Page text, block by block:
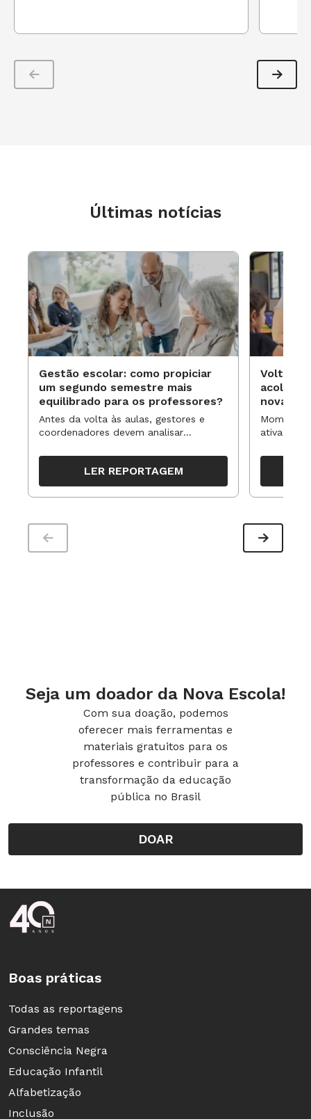
deixemos desafiar pelo olhar e a voz de nossos
se torne cada vez mais qualificado e planejado.
Com eles e para eles.
Novo Hamburgo (RS) eEducadora Nota 10 de
Últimas notícias
Gestão escolar: como propiciar
um segundo semestre mais
equilibrado para os professores?
Antes da volta às aulas, gestores e
coordenadores devem analisar
organizar ações para orientar o
trabalho pedagógico ao longo do
período
LER REPORTAGEM
Volta às
novas
ativa
propostas
Seja um doador da Nova Escola!
Com sua doação, podemos
oferecer mais ferramentas e
materiais gratuitos para os
professores e contribuir para a
transformação da educação
pública no Brasil
DOAR
Rodapé da Nova Escola
Boas práticas
Todas as reportagens
Grandes temas
Consciência Negra
Educação Infantil
Alfabetização
Inclusão